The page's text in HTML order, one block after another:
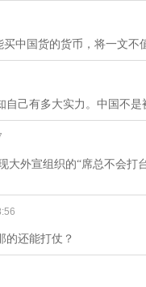
中国货的货币，将一文不
自己有多大实力。中国不是
大外宣组织的“席总不会
的还能打仗？